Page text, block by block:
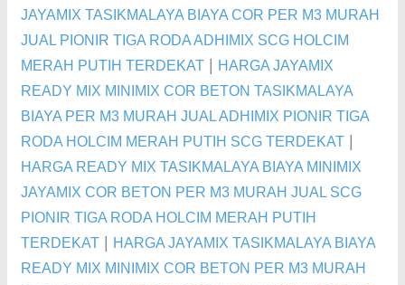
JAYAMIX TASIKMALAYA BIAYA COR PER M3 MURAH
JUAL PIONIR TIGA RODA ADHIMIX SCG HOLCIM
MERAH PUTIH TERDEKAT
HARGA JAYAMIX
READY MIX MINIMIX COR BETON TASIKMALAYA
BIAYA PER M3 MURAH JUAL ADHIMIX PIONIR TIGA
RODA HOLCIM MERAH PUTIH SCG TERDEKAT
HARGA READY MIX TASIKMALAYA BIAYA MINIMIX
JAYAMIX COR BETON PER M3 MURAH JUAL SCG
PIONIR TIGA RODA HOLCIM MERAH PUTIH
TERDEKAT
HARGA JAYAMIX TASIKMALAYA BIAYA
READY MIX MINIMIX COR BETON PER M3 MURAH